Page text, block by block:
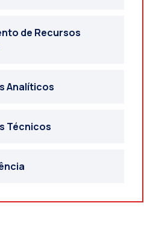
de Recursos
Analíticos
Técnicos